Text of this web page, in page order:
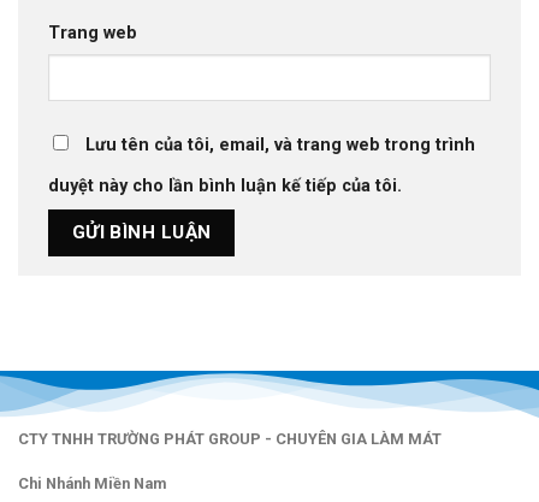
Trang web
Lưu tên của tôi, email, và trang web trong trình
duyệt này cho lần bình luận kế tiếp của tôi.
CTY TNHH TRƯỜNG PHÁT GROUP - CHUYÊN GIA LÀM MÁT
Chi Nhánh Miền Nam